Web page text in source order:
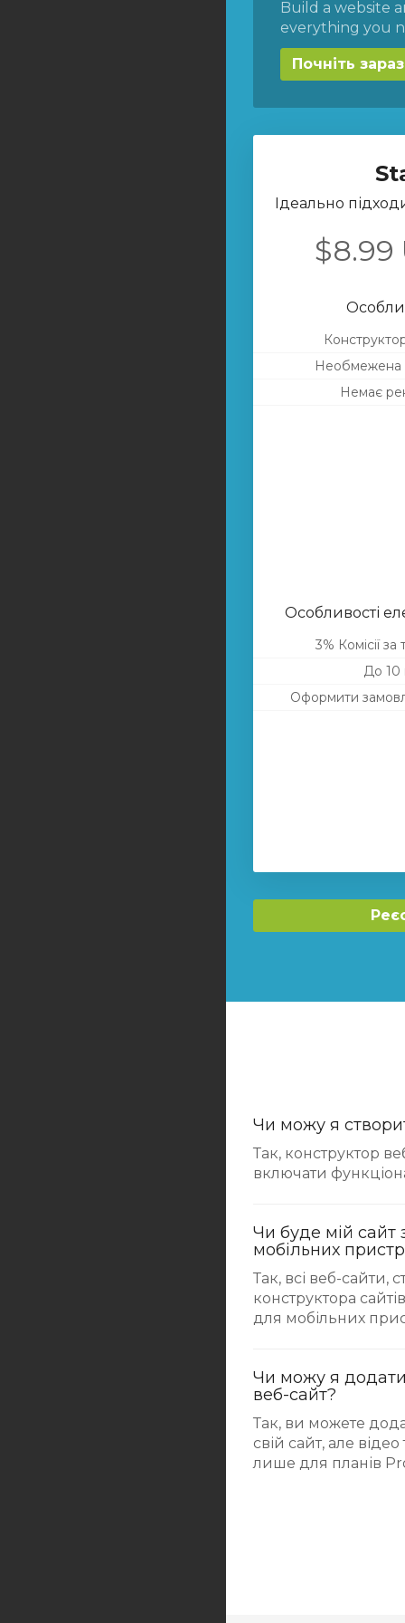
Build a website
everything you
Почніть зараз
Ідеально
$8.99
Необмежена
Немає
Особливості
3% Комісії
До 10
Оформити
Чи можу я
Так, конструктор
включати
Чи буде мій сайт
мобільних
Так, всі веб-сайти,
конструктора
для мобільних
Чи можу я додати
веб-сайт?
Так, ви можете
свій сайт, але
лише для планів